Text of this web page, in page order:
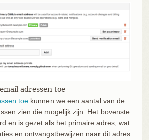
adressen toe
toekunnen we een aantal van de
zien die mogelijk zijn. Het bovenste
en is gezet als het primaire adres, wat
en ontvangstbewijzen naar dit adres